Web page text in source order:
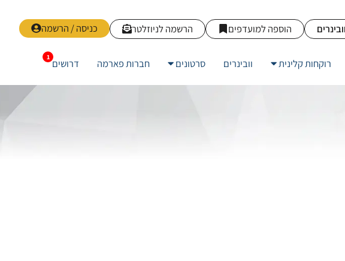
כניסה / הרשמה הרשמה לניוזלטר הוספה למועדפים
רוקחות קלינית וובינרים סרטונים חברות פארמה דרושים